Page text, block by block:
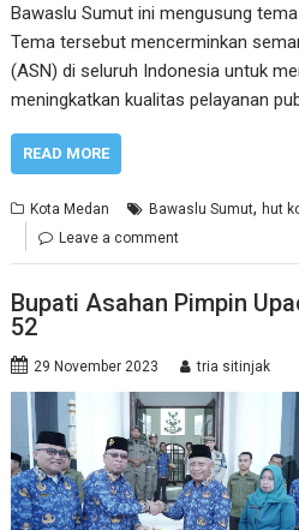
Bawaslu Sumut ini mengusung
Tema tersebut mencerminkan
(ASN) di seluruh Indonesia untuk
meningkatkan kualitas pelayanan
READ MORE
Kota Medan Bawaslu Sumut,hut
Leave a comment
Bupati Asahan Pimpin
52
29 November 2023 tria sitinjak